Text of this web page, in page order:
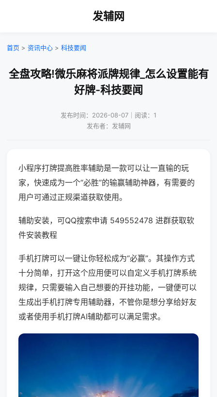
发辅网
首页 > 资讯中心 > 科技要闻
全盘攻略!微乐麻将派牌规律_怎么设置能有
好牌-科技要闻
发布时间：2026-08-07｜阅读：1
发布者：发辅网
小程序打牌提高胜率辅助是一款可以让一直输的玩
家，快速成为一个“必胜”的输赢辅助神器，有需要的
用户可通过正规渠道获取使用。
辅助安装，可QQ搜索申请 549552478 进群获取软
件安装教程
手机打牌可以一键让你轻松成为“必赢”。其操作方式
十分简单，打开这个应用便可以自定义手机打牌系统
规律，只需要输入自己想要的开挂功能，一键便可以
生成出手机打牌专用辅助器，不管你是想分享给好友
或者使用手机打牌AI辅助都可以满足需求。